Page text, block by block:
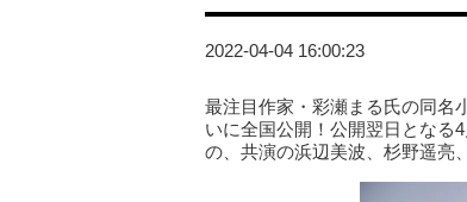
2022-04-04 16:00:23
最注目作家・彩瀬まる氏の同名
いに全国公開！公開翌日となる
の、共演の浜辺美波、杉野遥亮